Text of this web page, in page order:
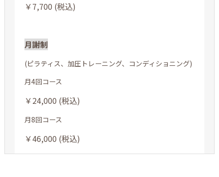
￥7,700 (税込)
月謝制
(ピラティス、加圧トレーニング、コンディショニング)
月4回コース
￥24,000 (税込)
月8回コース
￥46,000 (税込)